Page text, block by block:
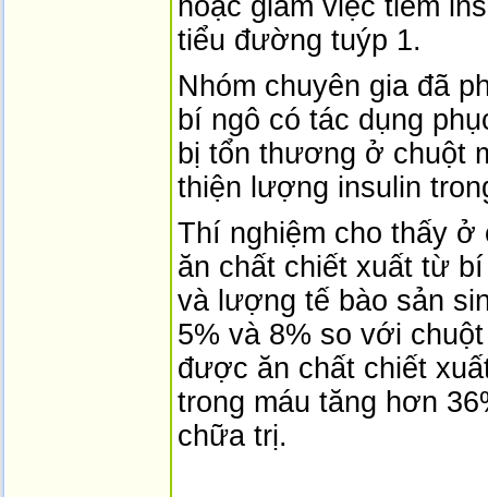
tiểu đường tuýp 1.
Nhóm chuyên gia đã
bí ngô có tác dụng
bị tổn thương ở chuột
thiện lượng insulin
Thí nghiệm cho thấy
ăn chất chiết xuất từ
và lượng tế bào sản
5% và 8% so với
được ăn chất chiết
trong máu tăng hơn
chữa trị.